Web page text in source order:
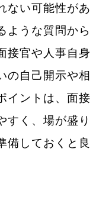
っていますか？
ないための心得
よりも、回答の仕
や髪形、持ち物を
ない可能性があ
ような質問から
接官や人事自身
の自己開示や相
イントは、面接
すく、場が盛り
備しておくと良